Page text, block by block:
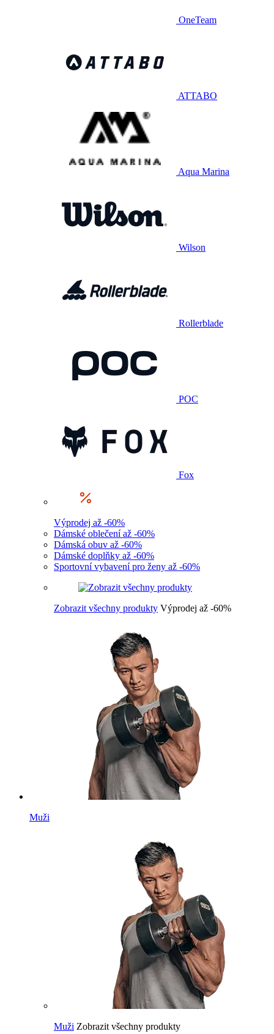
OneTeam
ATTABO
Aqua Marina
Wilson
Rollerblade
POC
Fox
Výprodej až -60%
Dámské oblečení až -60%
Dámská obuv až -60%
Dámské doplňky až -60%
Sportovní vybavení pro ženy až -60%
Zobrazit všechny produkty Výprodej až -60%
Muži
Muži Zobrazit všechny produkty